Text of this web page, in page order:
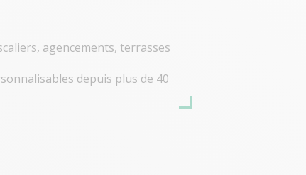
agencements, terrasses
depuis plus de 40